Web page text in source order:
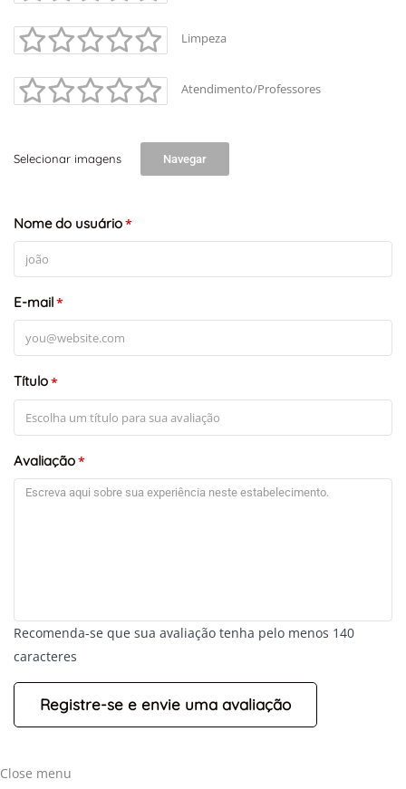
Limpeza
Atendimento/Professores
Selecionar imagens Navegar
Nome do usuário*
E-mail*
Título*
Avaliação*
Recomenda-se que sua avaliação tenha pelo menos 140
caracteres
Close menu